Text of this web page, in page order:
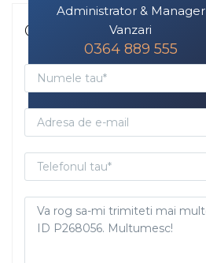
Administrator & Manager
Vanzari
0364 889 555
horatiu@phtimob.ro
Contacteaza-ma